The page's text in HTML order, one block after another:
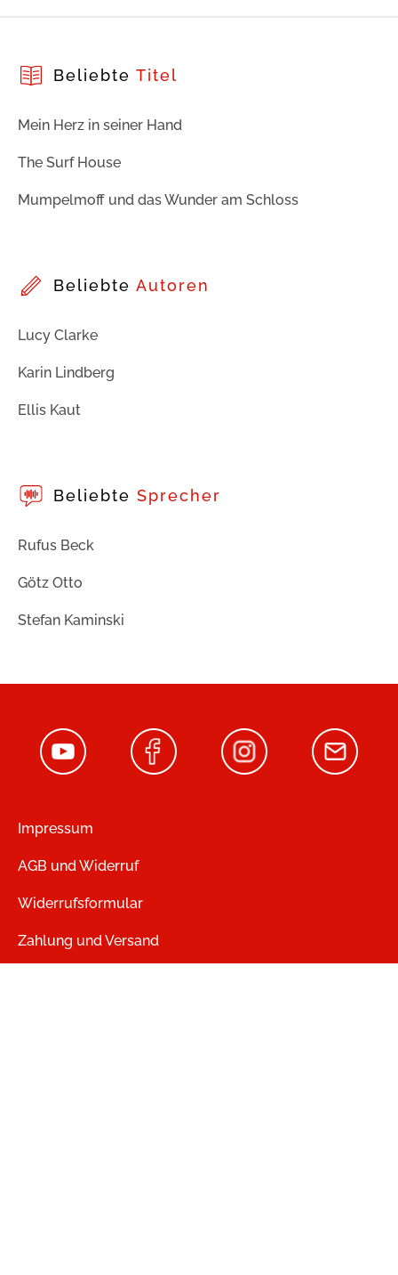
Beliebte Titel
Mein Herz in seiner Hand
The Surf House
Mumpelmoff und das Wunder am Schloss
Beliebte Autoren
Lucy Clarke
Karin Lindberg
Ellis Kaut
Beliebte Sprecher
Rufus Beck
Götz Otto
Stefan Kaminski
Impressum
AGB und Widerruf
Widerrufsformular
Zahlung und Versand